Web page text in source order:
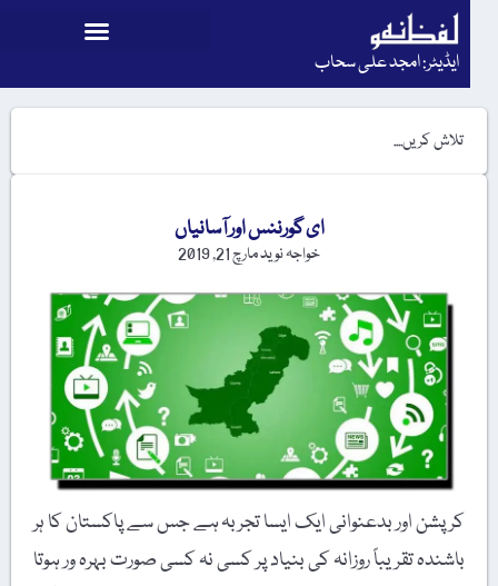
ایڈیٹر: امجد علی سحاب
ای گورننس اور آسانیاں
خواجہ نویدمارچ 21, 2019
کرپشن اور بدعنوانی ایک ایسا تجربہ ہے جس سے پاکستان کا ہر
باشندہ تقریباً روزانہ کی بنیاد پر کسی نہ کسی صورت بہرہ ور ہوتا